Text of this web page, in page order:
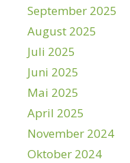
September 2025
August 2025
Juli 2025
Juni 2025
Mai 2025
April 2025
November 2024
Oktober 2024